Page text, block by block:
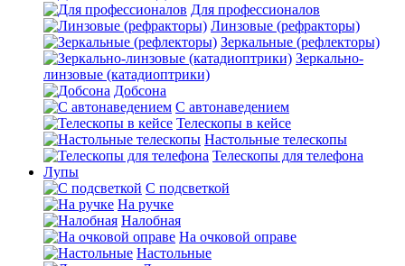
Для профессионалов
Линзовые (рефракторы)
Зеркальные (рефлекторы)
Зеркально-
линзовые (катадиоптрики)
Добсона
С автонаведением
Телескопы в кейсе
Настольные телескопы
Телескопы для телефона
Лупы
С подсветкой
На ручке
Налобная
На очковой оправе
Настольные